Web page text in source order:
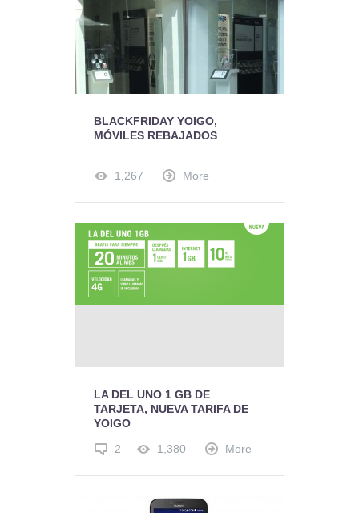
BLACKFRIDAY YOIGO,
MÓVILES REBAJADOS
1,267 More
LA DEL UNO 1 GB DE
TARJETA, NUEVA TARIFA DE
YOIGO
2 1,380 More